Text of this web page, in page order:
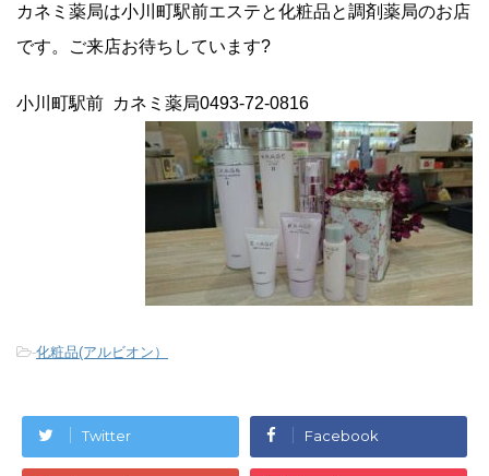
カネミ薬局は小川町駅前エステと化粧品と調剤薬局のお店
です。ご来店お待ちしています?
小川町駅前 カネミ薬局0493-72-0816
-化粧品(アルビオン）
Twitter Facebook